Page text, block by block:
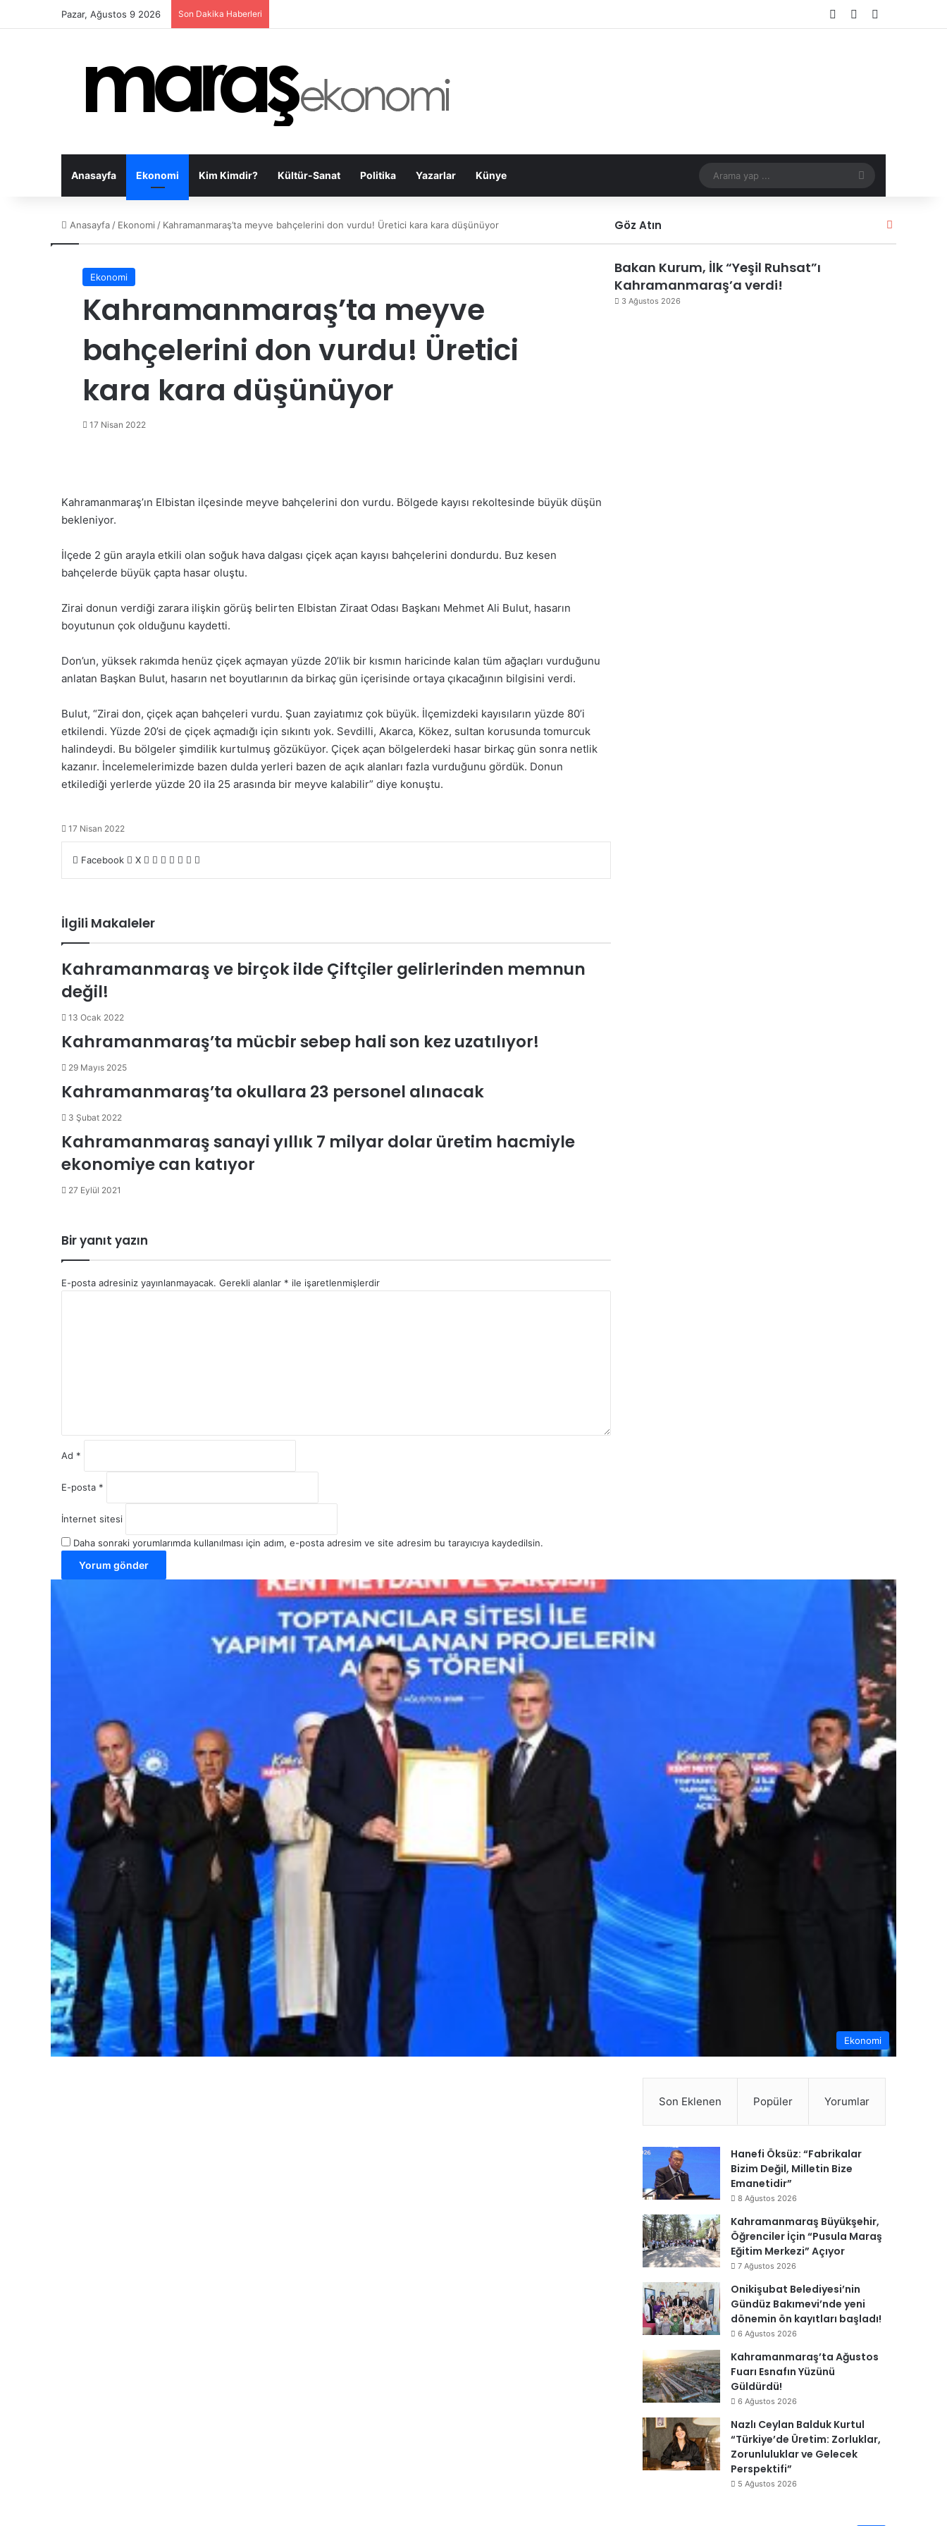
Pazar, Ağustos 9 2026 Son Dakika Haberleri Kayıt OlRastgele Makale
Anasayfa Ekonomi Kim Kimdir? Kültür-Sanat Politika Yazarlar Künye
Arama
yap
Anasayfa / Ekonomi / Kahramanmaraş’ta meyve bahçelerini don vurdu! Üretici kara kara düşünüyor
Ekonomi
Kahramanmaraş’ta meyve
bahçelerini don vurdu! Üretici
kara kara düşünüyor
17 Nisan 2022
Kahramanmaraş’ın Elbistan ilçesinde meyve bahçelerini don vurdu. Bölgede kayısı rekoltesinde büyük düşün
bekleniyor.
İlçede 2 gün arayla etkili olan soğuk hava dalgası çiçek açan kayısı bahçelerini dondurdu. Buz kesen
bahçelerde büyük çapta hasar oluştu.
Zirai donun verdiği zarara ilişkin görüş belirten Elbistan Ziraat Odası Başkanı Mehmet Ali Bulut, hasarın
boyutunun çok olduğunu kaydetti.
Don’un, yüksek rakımda henüz çiçek açmayan yüzde 20’lik bir kısmın haricinde kalan tüm ağaçları vurduğunu
anlatan Başkan Bulut, hasarın net boyutlarının da birkaç gün içerisinde ortaya çıkacağının bilgisini verdi.
Bulut, “Zirai don, çiçek açan bahçeleri vurdu. Şuan zayiatımız çok büyük. İlçemizdeki kayısıların yüzde 80’i
etkilendi. Yüzde 20’si de çiçek açmadığı için sıkıntı yok. Sevdilli, Akarca, Kökez, sultan korusunda tomurcuk
halindeydi. Bu bölgeler şimdilik kurtulmuş gözüküyor. Çiçek açan bölgelerdeki hasar birkaç gün sonra netlik
kazanır. İncelemelerimizde bazen dulda yerleri bazen de açık alanları fazla vurduğunu gördük. Donun
etkilediği yerlerde yüzde 20 ila 25 arasında bir meyve kalabilir” diye konuştu.
17 Nisan 2022
Facebook X LinkedIn
Tumblr
Pinterest
Reddit
VKontakte
E-
İlgili Makaleler
Kahramanmaraş ve birçok ilde Çiftçiler gelirlerinden memnun
değil!
13 Ocak 2022
Kahramanmaraş’ta mücbir sebep hali son kez uzatılıyor!
29 Mayıs 2025
Kahramanmaraş’ta okullara 23 personel alınacak
3 Şubat 2022
Kahramanmaraş sanayi yıllık 7 milyar dolar üretim hacmiyle
ekonomiye can katıyor
27 Eylül 2021
Bir yanıt yazın
E-posta adresiniz yayınlanmayacak. Gerekli alanlar * ile işaretlenmişlerdir
Ad *
E-posta *
İnternet sitesi
Daha sonraki yorumlarımda kullanılması için adım, e-posta adresim ve site adresim bu tarayıcıya kaydedilsin.
Göz Atın Kapalı
Ekonomi
Bakan Kurum, İlk “Yeşil Ruhsat”ı
Kahramanmaraş’a verdi!
3 Ağustos 2026
Son Eklenen Popüler Yorumlar
Hanefi Öksüz: “Fabrikalar
Bizim Değil, Milletin Bize
Emanetidir”
8 Ağustos 2026
Kahramanmaraş Büyükşehir,
Öğrenciler İçin “Pusula Maraş
Eğitim Merkezi” Açıyor
7 Ağustos 2026
Onikişubat Belediyesi’nin
Gündüz Bakımevi’nde yeni
dönemin ön kayıtları başladı!
6 Ağustos 2026
Kahramanmaraş’ta Ağustos
Fuarı Esnafın Yüzünü
Güldürdü!
6 Ağustos 2026
Nazlı Ceylan Balduk Kurtul
“Türkiye’de Üretim: Zorluklar,
Zorunluluklar ve Gelecek
Perspektifi”
5 Ağustos 2026